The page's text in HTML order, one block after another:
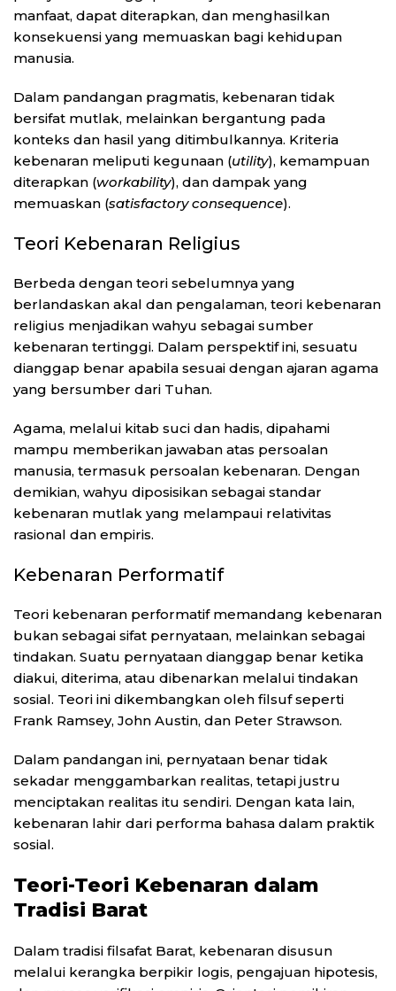
manfaat, dapat diterapkan, dan menghasilkan
konsekuensi yang memuaskan bagi kehidupan
manusia.
Dalam pandangan pragmatis, kebenaran tidak
bersifat mutlak, melainkan bergantung pada
konteks dan hasil yang ditimbulkannya. Kriteria
kebenaran meliputi kegunaan (utility), kemampuan
diterapkan (workability), dan dampak yang
memuaskan (satisfactory consequence).
Teori Kebenaran Religius
Berbeda dengan teori sebelumnya yang
berlandaskan akal dan pengalaman, teori kebenaran
religius menjadikan wahyu sebagai sumber
kebenaran tertinggi. Dalam perspektif ini, sesuatu
dianggap benar apabila sesuai dengan ajaran agama
yang bersumber dari Tuhan.
Agama, melalui kitab suci dan hadis, dipahami
mampu memberikan jawaban atas persoalan
manusia, termasuk persoalan kebenaran. Dengan
demikian, wahyu diposisikan sebagai standar
kebenaran mutlak yang melampaui relativitas
rasional dan empiris.
Kebenaran Performatif
Teori kebenaran performatif memandang kebenaran
bukan sebagai sifat pernyataan, melainkan sebagai
tindakan. Suatu pernyataan dianggap benar ketika
diakui, diterima, atau dibenarkan melalui tindakan
sosial. Teori ini dikembangkan oleh filsuf seperti
Frank Ramsey, John Austin, dan Peter Strawson.
Dalam pandangan ini, pernyataan benar tidak
sekadar menggambarkan realitas, tetapi justru
menciptakan realitas itu sendiri. Dengan kata lain,
kebenaran lahir dari performa bahasa dalam praktik
sosial.
Teori-Teori Kebenaran dalam
Tradisi Barat
Dalam tradisi filsafat Barat, kebenaran disusun
melalui kerangka berpikir logis, pengajuan hipotesis,